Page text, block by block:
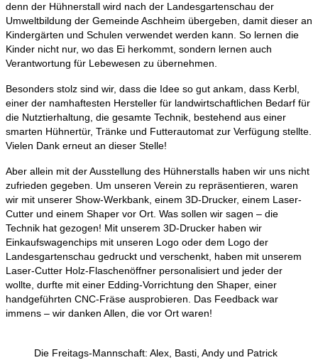
denn der Hühnerstall wird nach der Landesgartenschau der
Umweltbildung der Gemeinde Aschheim übergeben, damit dieser an
Kindergärten und Schulen verwendet werden kann. So lernen die
Kinder nicht nur, wo das Ei herkommt, sondern lernen auch
Verantwortung für Lebewesen zu übernehmen.
Besonders stolz sind wir, dass die Idee so gut ankam, dass Kerbl,
einer der namhaftesten Hersteller für landwirtschaftlichen Bedarf für
die Nutztierhaltung, die gesamte Technik, bestehend aus einer
smarten Hühnertür, Tränke und Futterautomat zur Verfügung stellte.
Vielen Dank erneut an dieser Stelle!
Aber allein mit der Ausstellung des Hühnerstalls haben wir uns nicht
zufrieden gegeben. Um unseren Verein zu repräsentieren, waren
wir mit unserer Show-Werkbank, einem 3D-Drucker, einem Laser-
Cutter und einem Shaper vor Ort. Was sollen wir sagen – die
Technik hat gezogen! Mit unserem 3D-Drucker haben wir
Einkaufswagenchips mit unseren Logo oder dem Logo der
Landesgartenschau gedruckt und verschenkt, haben mit unserem
Laser-Cutter Holz-Flaschenöffner personalisiert und jeder der
wollte, durfte mit einer Edding-Vorrichtung den Shaper, einer
handgeführten CNC-Fräse ausprobieren. Das Feedback war
immens – wir danken Allen, die vor Ort waren!
Die Freitags-Mannschaft: Alex, Basti, Andy und Patrick